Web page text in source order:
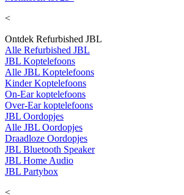
<
Ontdek Refurbished JBL
Alle Refurbished JBL
JBL Koptelefoons
Alle JBL Koptelefoons
Kinder Koptelefoons
On-Ear koptelefoons
Over-Ear koptelefoons
JBL Oordopjes
Alle JBL Oordopjes
Draadloze Oordopjes
JBL Bluetooth Speaker
JBL Home Audio
JBL Partybox
<